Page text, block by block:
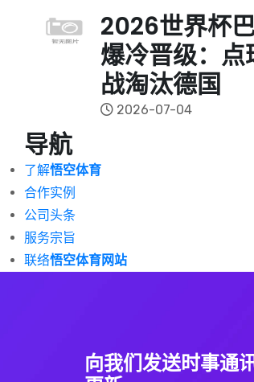
2026世界杯
爆冷晋级：点
战淘汰德国
2026-07-04
导航
了解悟空体育
合作实例
公司头条
服务宗旨
联络悟空体育网站
向我们发送时事通